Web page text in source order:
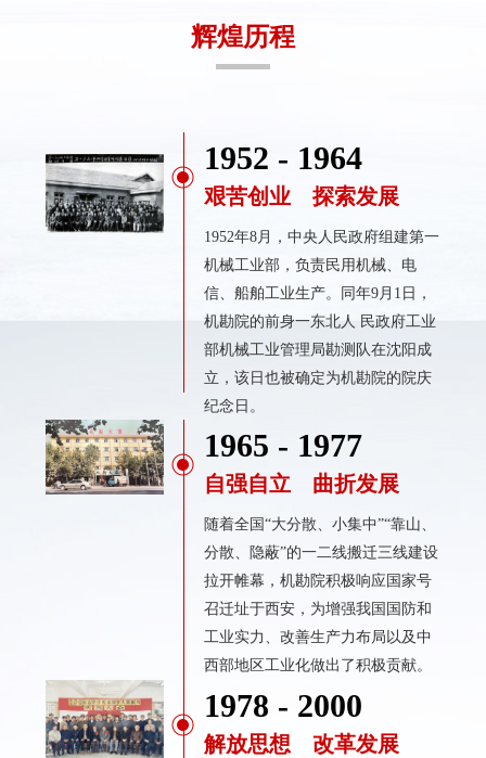
辉煌历程
1952 - 1964
艰苦创业 探索发展
1952年8月，中央人民政府组建第一
机械工业部，负责民用机械、电
信、船舶工业生产。同年9月1日，
机勘院的前身一东北人 民政府工业
部机械工业管理局勘测队在沈阳成
立，该日也被确定为机勘院的院庆
纪念日。
1965 - 1977
自强自立 曲折发展
随着全国“大分散、小集中”“靠山、
分散、隐蔽”的一二线搬迁三线建设
拉开帷幕，机勘院积极响应国家号
召迁址于西安，为增强我国国防和
工业实力、改善生产力布局以及中
西部地区工业化做出了积极贡献。
1978 - 2000
解放思想 改革发展